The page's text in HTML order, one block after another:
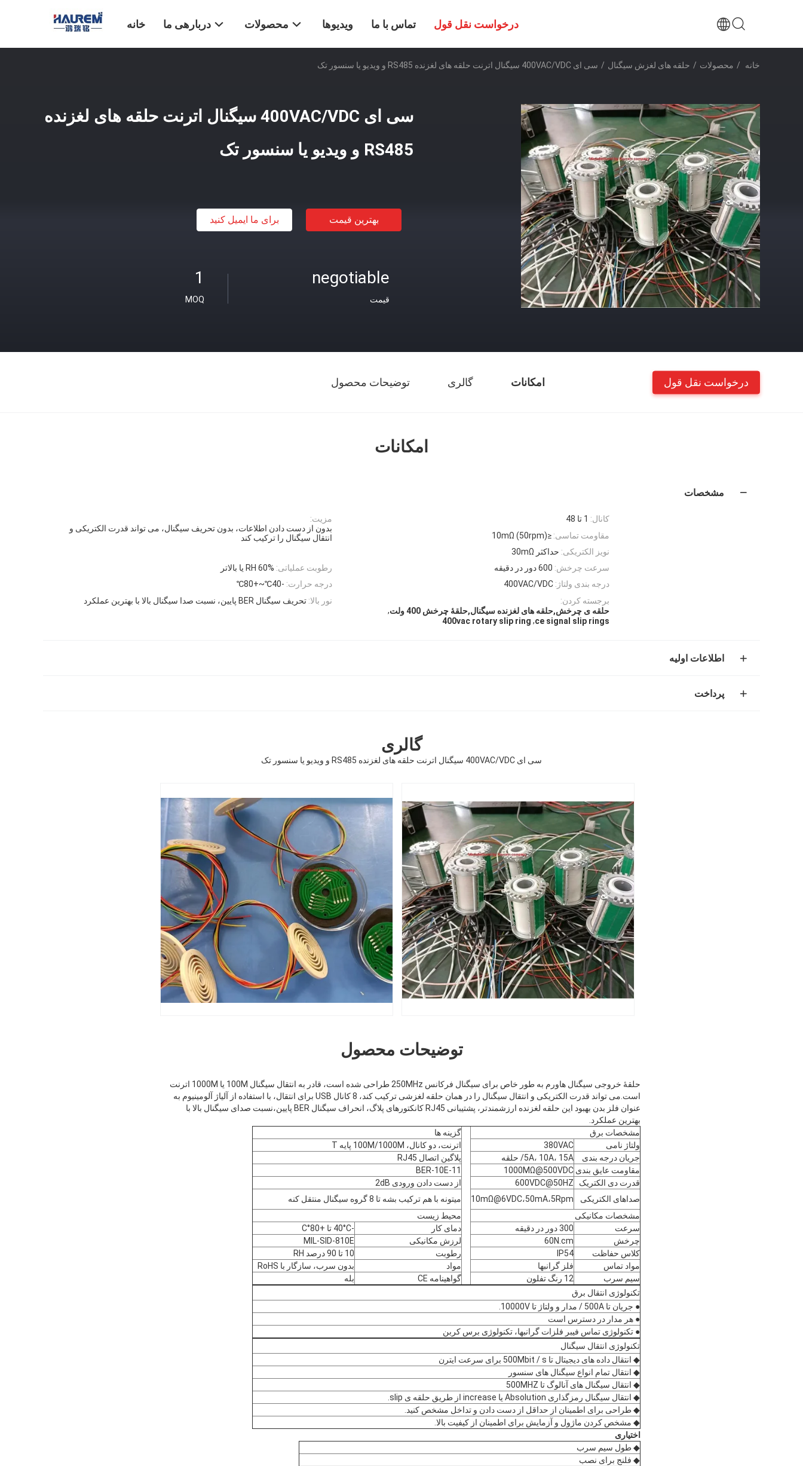
خانه دربارهی ما محصولات ویدیوها تماس با ما درخواست نقل قول
خانه / محصولات / حلقه های لغزش سیگنال / سی ای 400VAC/VDC سیگنال اترنت حلقه های لغزنده RS485 و ویدیو یا سنسور تک
سی ای 400VAC/VDC سیگنال اترنت حلقه های لغزنده
RS485 و ویدیو یا سنسور تک
بهترین قیمت برای ما ایمیل کنید
1
MOQ
negotiable
قیمت
امکانات گالری توضیحات محصول درخواست نقل قول
امکانات
مشخصات
مزیت:
بدون از دست دادن اطلاعات، بدون تحریف سیگنال، می تواند قدرت الکتریکی و
انتقال سیگنال را ترکیب کند
کانال: 1 تا 48
مقاومت تماسی: ≤10mΩ (50rpm)
نویز الکتریکی: حداکثر 30mΩ
رطوبت عملیاتی: 60% RH یا بالاتر سرعت چرخش: 600 دور در دقیقه
درجه حرارت: -40℃~+80℃ درجه بندی ولتاژ: 400VAC/VDC
نور بالا: تحریف سیگنال BER پایین، نسبت صدا سیگنال بالا با بهترین عملکرد
برجسته کردن:
حلقه ی چرخش,حلقه های لغزنده سیگنال,حلقۀ چرخش 400 ولت
,
ce signal slip rings
,
400vac rotary slip ring
اطلاعات اولیه
پرداخت
گالری
سی ای 400VAC/VDC سیگنال اترنت حلقه های لغزنده RS485 و ویدیو یا سنسور تک
توضیحات محصول
حلقۀ خروجی سیگنال هاورم به طور خاص برای سیگنال فرکانس 250MHz طراحی شده است، قادر به انتقال سیگنال 100M یا 1000M اترنت
است.می تواند قدرت الکتریکی و انتقال سیگنال را در همان حلقه لغزشی ترکیب کند، 8 کانال USB برای انتقال، با استفاده از آلیاژ آلومینیوم به
عنوان فلز بدن بهبود این حلقه لغزنده ارزشمندتر، پشتیبانی RJ45 کانکتورهای پلاگ، انحراف سیگنال BER پایین،نسبت صدای سیگنال بالا با
بهترین عملکرد.
مشخصات برق
گزینه ها
ولتاژ نامی
380VAC
اترنت، دو کانال، 100M/1000M پایه T
جریان درجه بندی
5A، 10A، 15A/ حلقه
پلاگین اتصال RJ45
مقاومت عایق بندی 1000MΩ@500VDC
BER-10E-11
قدرت دی الکتریک
600VDC@50HZ
از دست دادن ورودی 2dB
صداهای الکتریکی
10mΩ@6VDC،50mA،5Rpm
ميتونه با هم ترکیب بشه تا 8 گروه سيگنال منتقل کنه
مشخصات مکانیکی
محیط زیست
سرعت
300 دور در دقیقه دمای کار
-40°C تا +80°C
چرخش
60N.cm لرزش مکانیکی
MIL-SID-810E
کلاس حفاظت
IP54 رطوبت
10 تا 90 درصد RH
مواد تماس
فلز گرانبها مواد
بدون سرب، سازگار با RoHS
سیم سرب
12 رنگ تفلون گواهینامه CE
بله
تکنولوژی انتقال برق
● جریان تا 500A / مدار و ولتاژ تا 10000V.
● هر مدار در دسترس است
● تکنولوژی تماس فیبر فلزات گرانبها، تکنولوژی برس کربن
تکنولوژی انتقال سیگنال
◆ انتقال داده های دیجیتال تا 500Mbit / s برای سرعت ایترن
◆ انتقال تمام انواع سیگنال های سنسور
◆ انتقال سیگنال های آنالوگ تا 500MHZ
◆ انتقال سیگنال رمزگذاری Absolution یا increase از طریق حلقه ی slip.
◆ طراحی برای اطمینان از حداقل از دست دادن و تداخل مشخص کنید.
◆ مشخص کردن ماژول و آزمایش برای اطمینان از کیفیت بالا.
اختیاری
◆ طول سیم سرب
◆ فلنج برای نصب